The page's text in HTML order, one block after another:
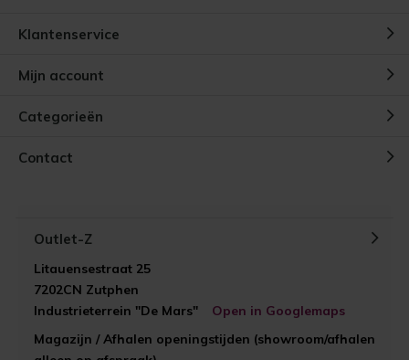
Klantenservice
Mijn account
Categorieën
Contact
Outlet-Z
Litauensestraat 25
7202CN Zutphen
Industrieterrein "De Mars"
Open in Googlemaps
Magazijn / Afhalen openingstijden (showroom/afhalen